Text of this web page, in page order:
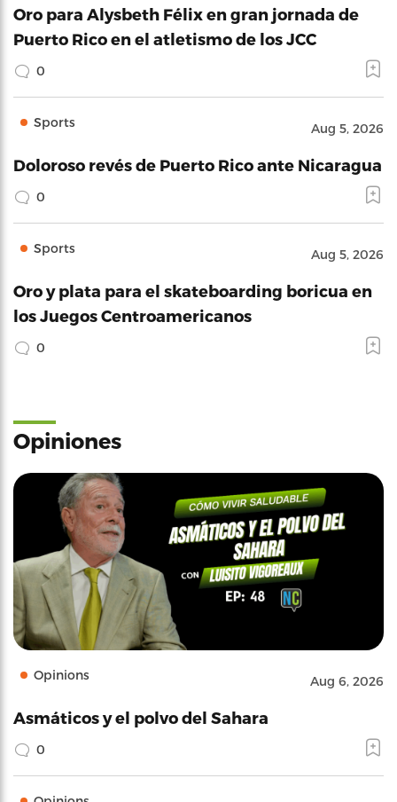
Oro para Alysbeth Félix en gran jornada de
Puerto Rico en el atletismo de los JCC
0
Sports Aug 5, 2026
Doloroso revés de Puerto Rico ante Nicaragua
0
Sports Aug 5, 2026
Oro y plata para el skateboarding boricua en
los Juegos Centroamericanos
0
Opiniones
Opinions Aug 6, 2026
Asmáticos y el polvo del Sahara
0